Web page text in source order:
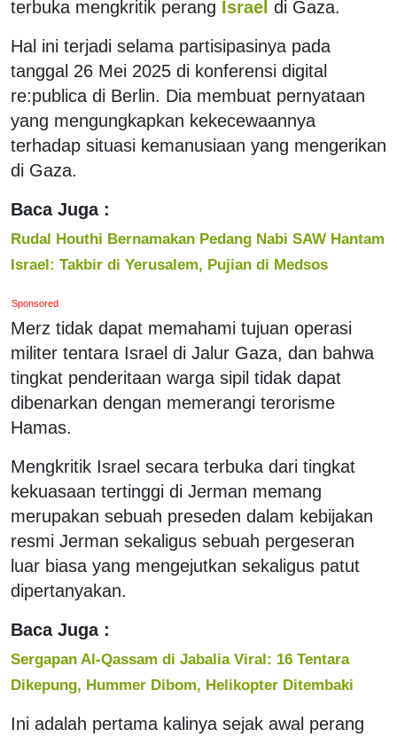
terbuka mengkritik perang Israel di Gaza.
Hal ini terjadi selama partisipasinya pada
tanggal 26 Mei 2025 di konferensi digital
re:publica di Berlin. Dia membuat pernyataan
yang mengungkapkan kekecewaannya
terhadap situasi kemanusiaan yang mengerikan
di Gaza.
Baca Juga :
Rudal Houthi Bernamakan Pedang Nabi SAW Hantam
Israel: Takbir di Yerusalem, Pujian di Medsos
Sponsored
Merz tidak dapat memahami tujuan operasi
militer tentara Israel di Jalur Gaza, dan bahwa
tingkat penderitaan warga sipil tidak dapat
dibenarkan dengan memerangi terorisme
Hamas.
Mengkritik Israel secara terbuka dari tingkat
kekuasaan tertinggi di Jerman memang
merupakan sebuah preseden dalam kebijakan
resmi Jerman sekaligus sebuah pergeseran
luar biasa yang mengejutkan sekaligus patut
dipertanyakan.
Baca Juga :
Sergapan Al-Qassam di Jabalia Viral: 16 Tentara
Dikepung, Hummer Dibom, Helikopter Ditembaki
Ini adalah pertama kalinya sejak awal perang